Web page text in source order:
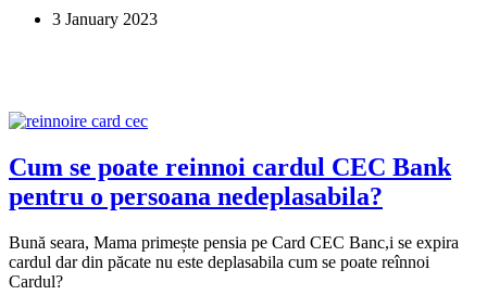
3 January 2023
Cum se poate reinnoi cardul CEC Bank
pentru o persoana nedeplasabila?
Bună seara, Mama primește pensia pe Card CEC Banc,i se expira
cardul dar din păcate nu este deplasabila cum se poate reînnoi
Cardul?